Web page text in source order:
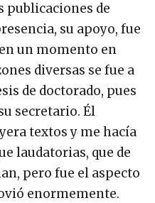
publicaciones de
su apoyo, fue
un momento en
diversas se fue a
de doctorado, pues
secretario. Él
textos y me hacía
laudatorias, que de
pero fue el aspecto
enormemente.